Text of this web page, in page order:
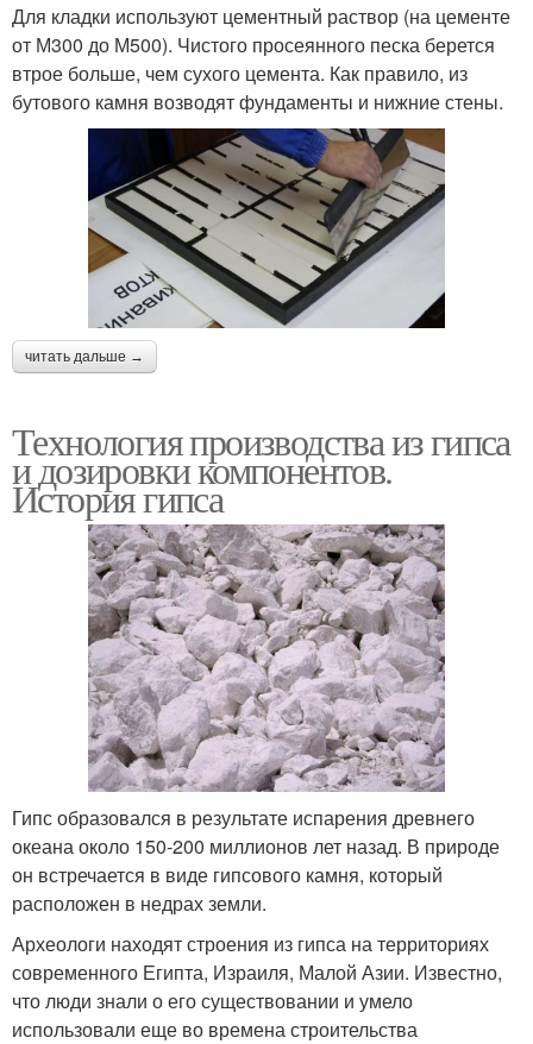
Для кладки используют цементный раствор (на цементе
от М300 до М500). Чистого просеянного песка берется
втрое больше, чем сухого цемента. Как правило, из
бутового камня возводят фундаменты и нижние стены.
читать дальше →
Технология производства из гипса
и дозировки компонентов.
История гипса
Гипс образовался в результате испарения древнего
океана около 150-200 миллионов лет назад. В природе
он встречается в виде гипсового камня, который
расположен в недрах земли.
Археологи находят строения из гипса на территориях
современного Египта, Израиля, Малой Азии. Известно,
что люди знали о его существовании и умело
использовали еще во времена строительства